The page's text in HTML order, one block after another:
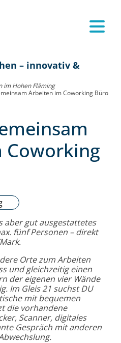
– innovativ &
im Hohen Fläming
Arbeiten im Coworking Büro
Coworking
aber gut ausgestattetes
fünf Personen – direkt
Orte zum Arbeiten
und gleichzeitig einen
der eigenen vier Wände
Im Gleis 21 suchst DU
mit bequemen
die vorhandene
Scanner, digitales
Gespräch mit anderen